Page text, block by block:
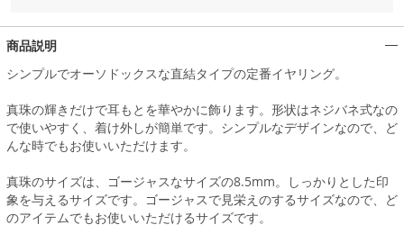
商品説明
シンプルでオーソドックスな直結タイプの定番イヤリング。
真珠の輝きだけで耳もとを華やかに飾ります。形状はネジバネ式なの
で使いやすく、着け外しが簡単です。シンプルなデザインなので、ど
んな時でもお使いいただけます。
真珠のサイズは、ゴージャスなサイズの8.5mm。しっかりとした印
象を与えるサイズです。ゴージャスで見栄えのするサイズなので、ど
のアイテムでもお使いいただけるサイズです。